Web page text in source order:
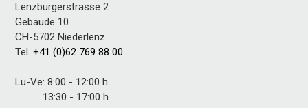
Lenzburgerstrasse 2
Gebäude 10
CH-5702 Niederlenz
Tel.+41 (0)62 769 88 00
Lu-Ve: 8:00 - 12:00 h
13:30 - 17:00 h